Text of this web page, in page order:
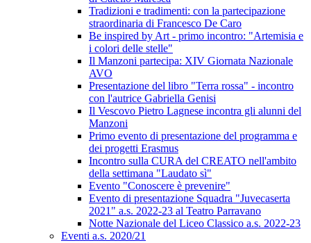
Tradizioni e tradimenti: con la partecipazione
straordinaria di Francesco De Caro
Be inspired by Art - primo incontro: "Artemisia e
i colori delle stelle"
Il Manzoni partecipa: XIV Giornata Nazionale
AVO
Presentazione del libro "Terra rossa" - incontro
con l'autrice Gabriella Genisi
Il Vescovo Pietro Lagnese incontra gli alunni del
Manzoni
Primo evento di presentazione del programma e
dei progetti Erasmus
Incontro sulla CURA del CREATO nell'ambito
della settimana "Laudato sì"
Evento "Conoscere è prevenire"
Evento di presentazione Squadra "Juvecaserta
2021" a.s. 2022-23 al Teatro Parravano
Notte Nazionale del Liceo Classico a.s. 2022-23
Eventi a.s. 2020/21